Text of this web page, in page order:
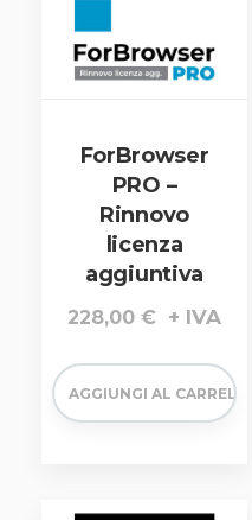
ForBrowser
PRO –
Rinnovo
licenza
aggiuntiva
228,00 €
AGGIUNGI AL CARRELLO